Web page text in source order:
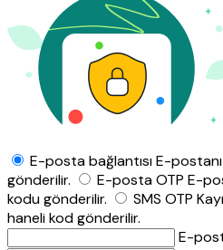
E-posta bağlantısıE-
gönderilir.
E-posta OTP E-
kodu gönderilir.
SMS OTP
haneli kod gönderilir.
E-